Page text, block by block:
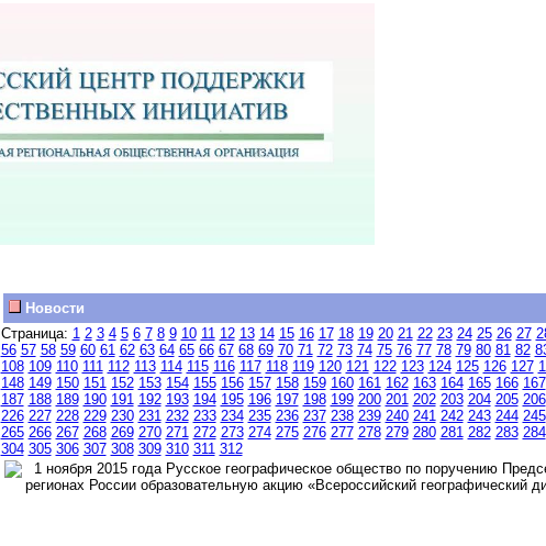
Новости
Страница: 1 2 3 4 5 6 7 8 9 10 11 12 13 14 15 16 17 18 19 20 21 22 23 24 25 26 27
56 57 58 59 60 61 62 63 64 65 66 67 68 69 70 71 72 73 74 75 76 77 78 79 80 81 82
108 109 110 111 112 113 114 115 116 117 118 119 120 121 122 123 124 125 126 127
148 149 150 151 152 153 154 155 156 157 158 159 160 161 162 163 164 165 166 167
187 188 189 190 191 192 193 194 195 196 197 198 199 200 201 202 203 204 205 206
226 227 228 229 230 231 232 233 234 235 236 237 238 239 240 241 242 243 244 245
265 266 267 268 269 270 271 272 273 274 275 276 277 278 279 280 281 282 283 284
304 305 306 307 308 309 310 311 312
1 ноября 2015 года Русское географическое общество по поручению
регионах России образовательную акцию «Всероссийский географический